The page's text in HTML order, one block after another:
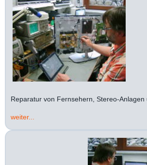
Reparatur von Fernsehern, Stereo-Anlagen
weiter...